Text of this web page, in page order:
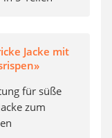
Jacke mit
für süße
zum